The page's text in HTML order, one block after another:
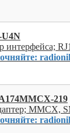
интерфейса;
219
MMCX,